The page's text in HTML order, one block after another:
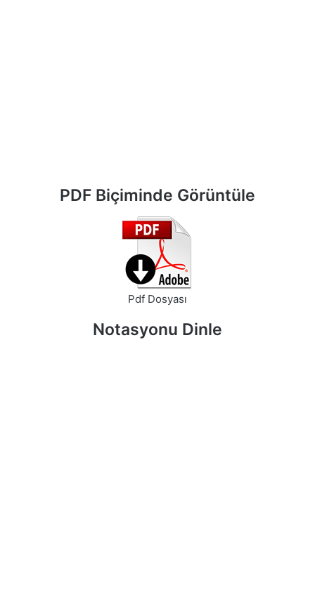
PDF Biçiminde Görüntüle
Pdf Dosyası
Notasyonu Dinle